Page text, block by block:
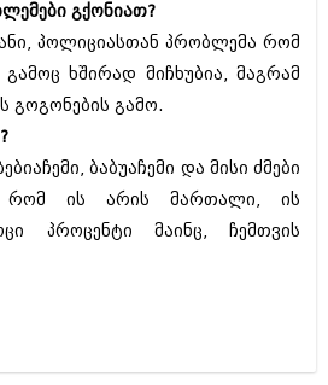
(308)
(382)
(541)
(1)
(1)
(1)
(1)
გქონიათ?
პოლიციასთან პრობლემა რომ
ხშირად მიჩხუბია, მაგრამ
გოგონების გამო.
ბაბუაჩემი და მისი ძმები
რომ ის არის მართალი, ის
პროცენტი მაინც, ჩემთვის